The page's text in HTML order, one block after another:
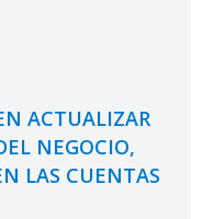
ACTUALIZAR
NEGOCIO,
LAS CUENTAS